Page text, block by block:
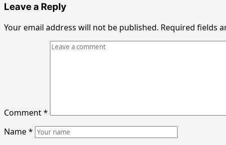
Leave a Reply
Your email address will not be published. Required fields
Comment*
Name*